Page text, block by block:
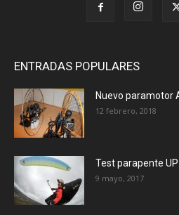
ENTRADAS POPULARES
Nuevo paramotor
12 febrero, 2018
Test parapente
9 mayo, 2017